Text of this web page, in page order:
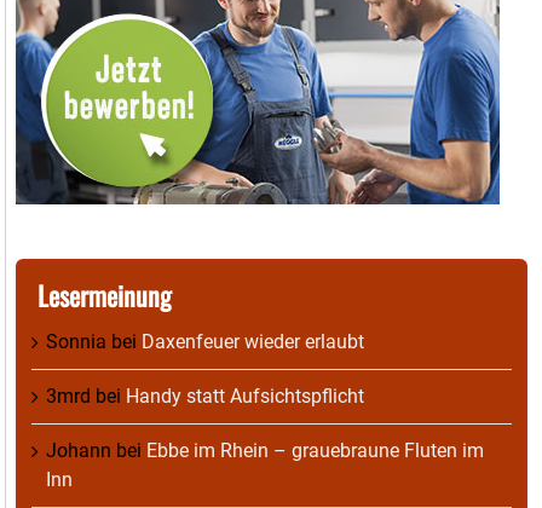
Lesermeinung
Sonnia bei Daxenfeuer wieder erlaubt
3mrd bei Handy statt Aufsichtspflicht
Johann bei Ebbe im Rhein – grauebraune Fluten im
Inn